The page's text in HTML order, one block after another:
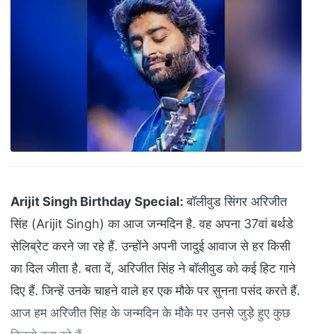
Arijit Singh Birthday Special: बॉलीवुड सिंगर अरिजीत
सिंह (Arijit Singh) का आज जन्मदिन है. वह अपना 37वां बर्थडे
सेलिब्रेट करने जा रहे हैं. उन्होंने अपनी जादुई आवाज से हर किसी
का दिल जीता है. बता दें, अरिजीत सिंह ने बॉलीवुड को कई हिट गाने
दिए हैं. जिन्हें उनके चाहने वाले हर एक मौके पर सुनना पसंद करते हैं.
आज हम अरिजीत सिंह के जन्मदिन के मौके पर उनसे जुड़े हुए कुछ